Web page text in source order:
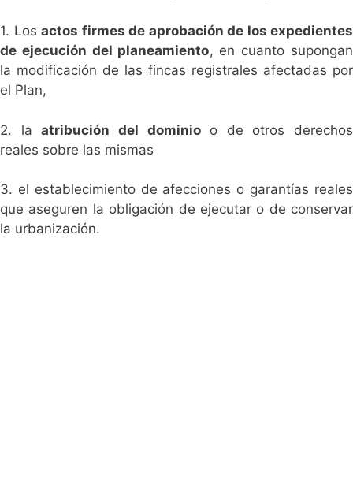
1. Los actos firmes de aprobación de los expedientes
de ejecución del planeamiento, en cuanto supongan
la modificación de las fincas registrales afectadas por
el Plan,
2. laatribución del dominioo de otros derechos
reales sobre las mismas
3. el establecimiento de afecciones o garantías reales
que aseguren la obligación de ejecutar o de conservar
la urbanización.